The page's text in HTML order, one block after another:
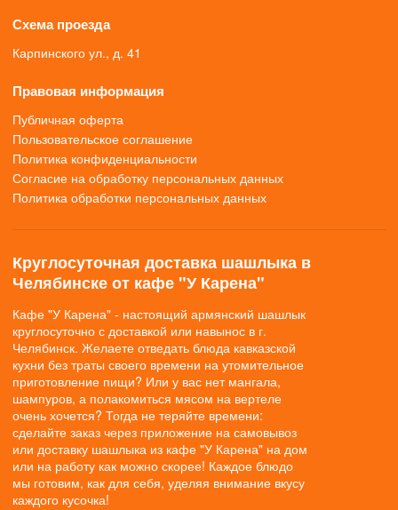
Схема проезда
Карпинского ул., д. 41
Правовая информация
Публичная оферта
Пользовательское соглашение
Политика конфиденциальности
Согласие на обработку персональных данных
Политика обработки персональных данных
Круглосуточная доставка шашлыка в
Челябинске от кафе "У Карена"
Кафе "У Карена" - настоящий армянский шашлык
круглосуточно с доставкой или навынос в г.
Челябинск. Желаете отведать блюда кавказской
кухни без траты своего времени на утомительное
приготовление пищи? Или у вас нет мангала,
шампуров, а полакомиться мясом на вертеле
очень хочется? Тогда не теряйте времени:
сделайте заказ через приложение на самовывоз
или доставку шашлыка из кафе "У Карена" на дом
или на работу как можно скорее! Каждое блюдо
мы готовим, как для себя, уделяя внимание вкусу
каждого кусочка!